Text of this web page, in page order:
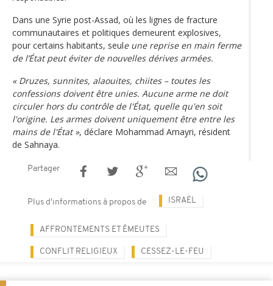
Dans une Syrie post-Assad, où les lignes de fracture
communautaires et politiques demeurent explosives,
pour certains habitants, seule une reprise en main ferme
de l’État peut éviter de nouvelles dérives armées.
« Druzes, sunnites, alaouites, chiites – toutes les
confessions doivent être unies. Aucune arme ne doit
circuler hors du contrôle de l'État, quelle qu'en soit
l'origine. Les armes doivent uniquement être entre les
mains de l'État », déclare Mohammad Amayri, résident
de Sahnaya.
Partager
Plus d'informations à propos de ISRAËL
AFFRONTEMENTS ET ÉMEUTES
CONFLIT RELIGIEUX CESSEZ-LE-FEU